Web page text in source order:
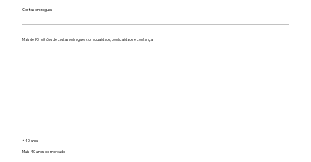
Cestas entregues
Mais de 90 milhões de cestas entregues com qualidade, pontualidade e confiança.
+40 anos
Mais 40 anos de mercado